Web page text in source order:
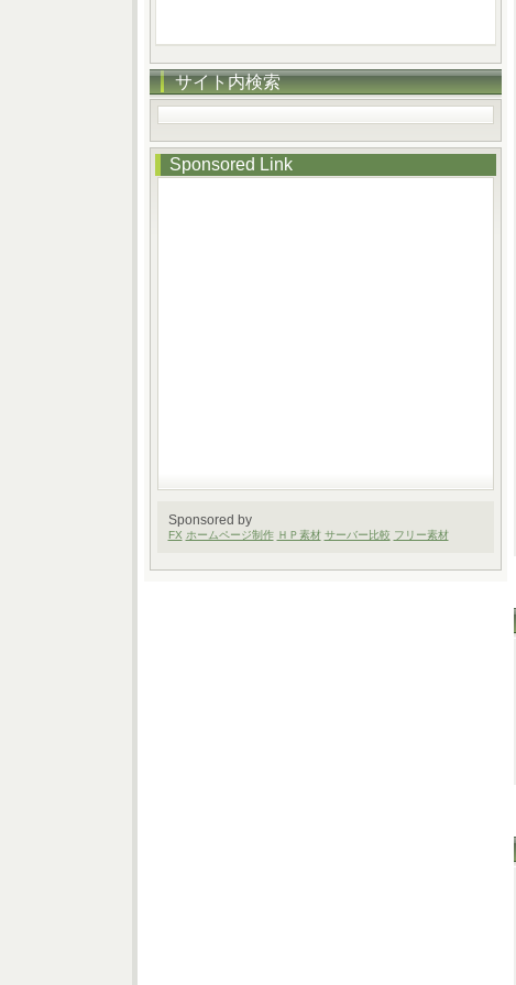
サイト内検索
Sponsored Link
Sponsored by
FX ホームページ制作 ＨＰ素材 サーバー比較 フリー素材